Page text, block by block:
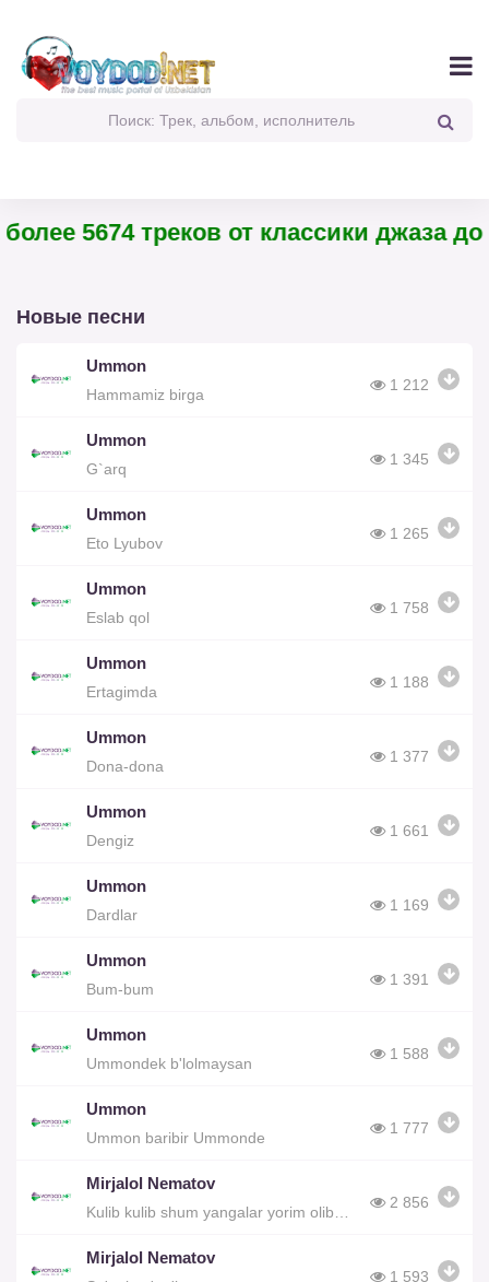
5674 треков от классики джаза до
Новые песни
Ummon
Hammamiz birga
1 212
Ummon
G`arq
1 345
Ummon
Eto Lyubov
1 265
Ummon
Eslab qol
1 758
Ummon
Ertagimda
1 188
Ummon
Dona-dona
1 377
Ummon
Dengiz
1 661
Ummon
Dardlar
1 169
Ummon
Bum-bum
1 391
Ummon
Ummondek b'lolmaysan
1 588
Ummon
Ummon baribir Ummonde
1 777
Mirjalol Nematov
2 856
Mirjalol Nematov
1 593